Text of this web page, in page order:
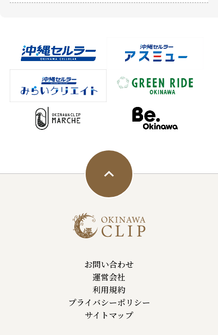
お問い合わせ
運営会社
利用規約
プライバシーポリシー
サイトマップ